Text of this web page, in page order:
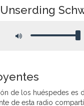
de los huéspedes es
de esta radio